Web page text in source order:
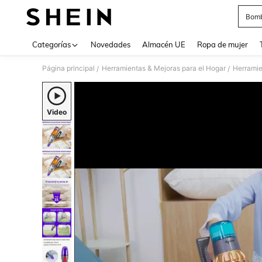
Categorías Novedades Almacén UE Ropa de mujer
Página principal / Herramientas & Mejoras para el Hogar /
Video